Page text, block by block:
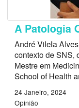
A Patologia
André Vilela
contexto de SNS,
Mestre em
School of Health
24 Janeiro, 2024
Opinião